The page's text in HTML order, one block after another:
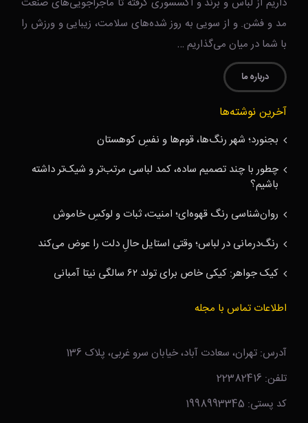
مد و فشن. و از سویی به روز شده‌های سلامت، زیبایی و ورزش را
با شما در میان می‌گذاریم …
درباره ما
آخرین نوشته‌ها
بجنورد؛ شهر رنگ‌ها، قوم‌ها و نفسِ کوهستان
چطور با چند تصمیم ساده، کمد لباسی مرتب‌تر و شیک‌تر داشته
باشیم؟
روان‌شناسی رنگ قهوه‌ای؛ امنیت، ثبات و لوکسِ خاموش
رنگ‌درمانی در لباس؛ وقتی استایل حالِ دلت را عوض می‌کند
کیک جواهر: کیکی خاص برای تولد ۶۲ سالگی نیتا آمبانی
اطلاعات تماس با مجله
آدرس: تهران، سعادت آباد، خیابان سرو غربی، پلاک 136
تلفن: 22382416
کد پستی: 1998993345